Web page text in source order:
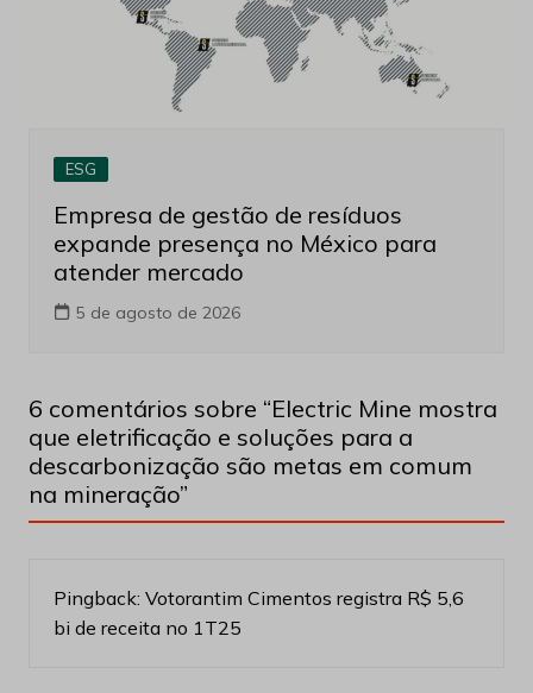
ESG
Empresa de gestão de resíduos
expande presença no México para
atender mercado
5 de agosto de 2026
6 comentários sobre “Electric Mine mostra
que eletrificação e soluções para a
descarbonização são metas em comum
na mineração”
Pingback: Votorantim Cimentos registra R$ 5,6
bi de receita no 1T25